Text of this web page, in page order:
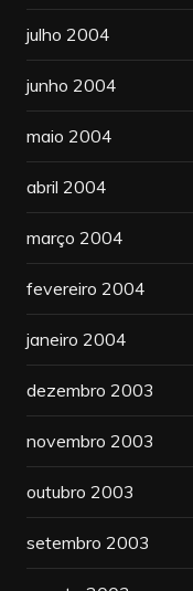
julho 2004
junho 2004
maio 2004
abril 2004
março 2004
fevereiro 2004
janeiro 2004
dezembro 2003
novembro 2003
outubro 2003
setembro 2003